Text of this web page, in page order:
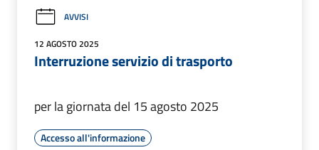
AVVISI
12 AGOSTO 2025
Interruzione servizio di trasporto
per la giornata del 15 agosto 2025
Accesso all'informazione